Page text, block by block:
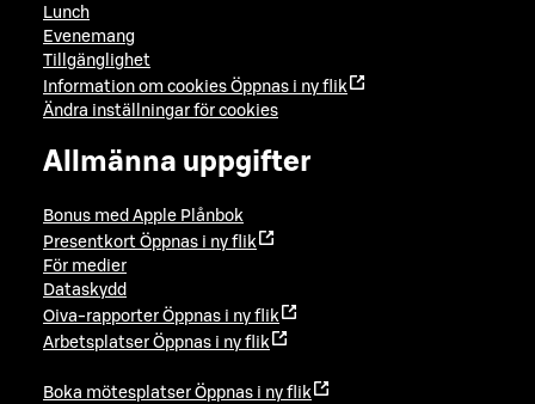
Lunch
Evenemang
Tillgänglighet
Information om cookies Öppnas i ny flik
Ändra inställningar för cookies
Allmänna uppgifter
Bonus med Apple Plånbok
Presentkort Öppnas i ny flik
För medier
Dataskydd
Oiva-rapporter Öppnas i ny flik
Arbetsplatser Öppnas i ny flik
Boka mötesplatser Öppnas i ny flik